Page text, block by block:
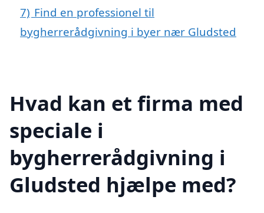
7) Find en professionel til
bygherrerådgivning i byer nær Gludsted
Hvad kan et firma med
speciale i
bygherrerådgivning i
Gludsted hjælpe med?